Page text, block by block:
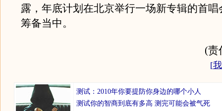
露，年底计划在北京举行一场新专辑的首唱
筹备当中。
(责
[
测试：2010年你要提防你身边的哪个小人
测试你的智商到底有多高 测完可能会被气死